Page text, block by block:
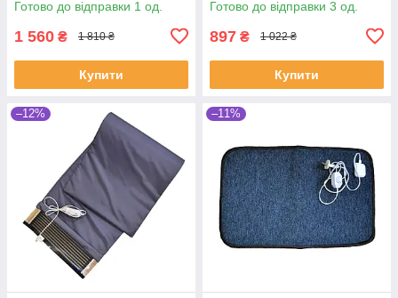
Готово до відправки 1 од.
1 560 ₴ 1 810 ₴
Купити
Готово до відправки 3 од.
897 ₴ 1 022 ₴
Купити
–12% –11%